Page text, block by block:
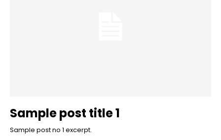
Sample post title 1
Sample post no 1 excerpt.